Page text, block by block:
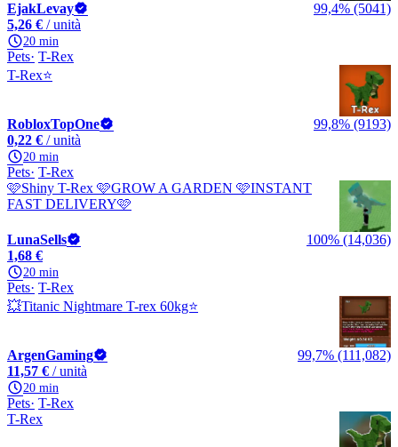
EjakLevay
99,4% (5041)
5,26 € / unità
20 min
Pets T-Rex
T-Rex⭐
RobloxTopOne
99,8% (9193)
0,22 € / unità
20 min
Pets T-Rex
🩷Shiny T-Rex 🩷GROW A GARDEN 🩷INSTANT
FAST DELIVERY🩷
LunaSells
100% (14,036)
1,68 €
20 min
Pets T-Rex
💥Titanic Nightmare T-rex 60kg⭐
ArgenGaming
99,7% (111,082)
11,57 € / unità
20 min
Pets T-Rex
T-Rex